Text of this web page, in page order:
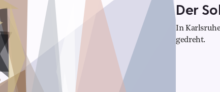
Der
In
gedreht.